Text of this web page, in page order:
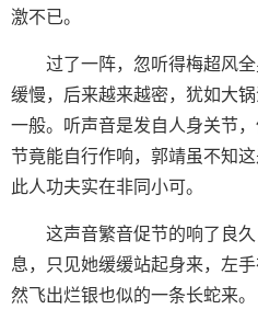
激不已。
过了一阵，忽听得梅超风
缓慢，后来越来越密，犹如大
一般。听声音是发自人身关节
节竟能自行作响，郭靖虽不知
此人功夫实在非同小可。
这声音繁音促节的响了良
息，只见她缓缓站起身来，左
然飞出烂银也似的一条长蛇来。